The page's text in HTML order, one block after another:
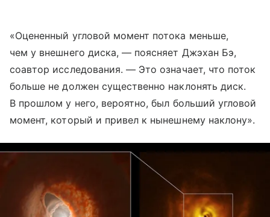
«Оцененный угловой момент потока меньше,
чем у внешнего диска, — поясняет Джэхан Бэ,
соавтор исследования. — Это означает, что поток
больше не должен существенно наклонять диск.
В прошлом у него, вероятно, был больший угловой
момент, который и привел к нынешнему наклону».